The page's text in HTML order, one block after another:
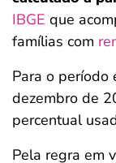
IBGE que
famílias com
Para o período
dezembro de
percentual
Pela regra em